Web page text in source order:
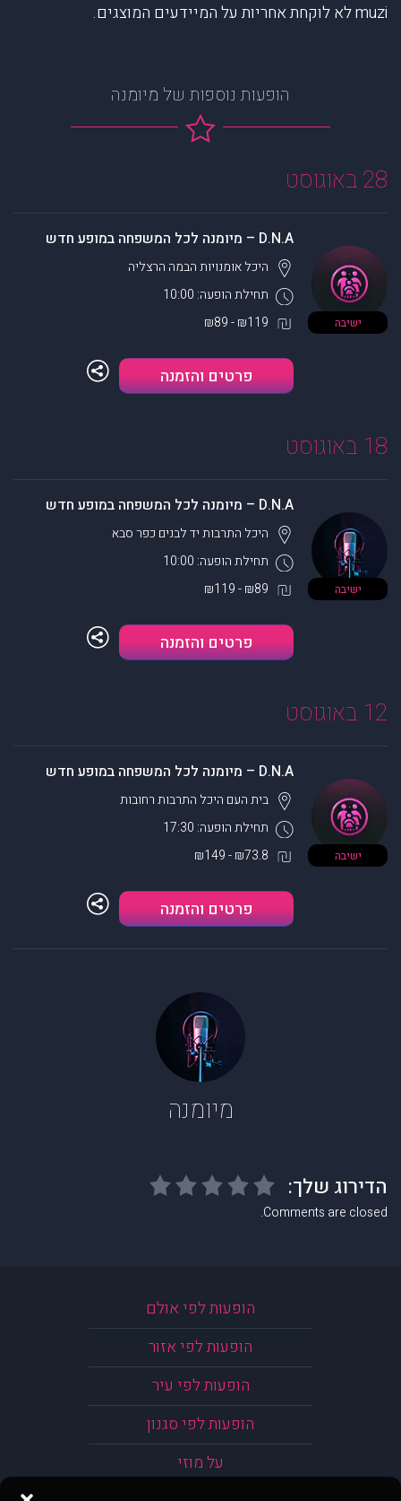
muzi לא לוקחת אחריות על המיידעים המוצגים.
הופעות נוספות של מיומנה
28 באוגוסט
ישיבה
D.N.A – מיומנה לכל המשפחה במופע חדש
תחילת הופעה: 10:00
היכל אומנויות הבמה הרצליה
₪119 - ₪89
פרטים והזמנה
18 באוגוסט
ישיבה
D.N.A – מיומנה לכל המשפחה במופע חדש
תחילת הופעה: 10:00
היכל התרבות יד לבנים כפר סבא
₪89 - ₪119
פרטים והזמנה
12 באוגוסט
ישיבה
D.N.A – מיומנה לכל המשפחה במופע חדש
תחילת הופעה: 17:30
בית העם היכל התרבותרחובות
₪73.8 - ₪149
פרטים והזמנה
מיומנה
Comments are closed.
הופעות לפי אולם
הופעות לפי אזור
הופעות לפי עיר
הופעות לפי סגנון
על מוזי